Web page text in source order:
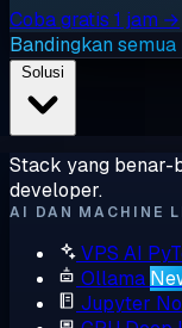
Coba gratis 1 jam →
Bandingkan
Stack yang benar-
developer.
AI DAN MACHINE
VPS AI
Ollama
Jupyter